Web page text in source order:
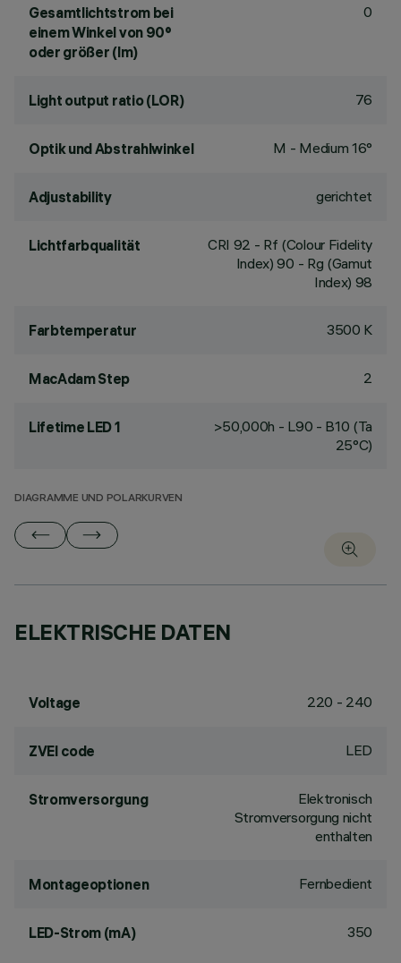
Gesamtlichtstrom bei
einem Winkel von 90°
oder größer (lm)
0
Light output ratio (LOR) 76
Optik und Abstrahlwinkel M - Medium 16°
Adjustability gerichtet
Lichtfarbqualität CRI 92 - Rf (Colour Fidelity
Index) 90 - Rg (Gamut
Index) 98
Farbtemperatur 3500 K
MacAdam Step 2
Lifetime LED 1
>50,000h - L90 - B10 (Ta
25°C)
DIAGRAMME UND POLARKURVEN
ELEKTRISCHE DATEN
Voltage 220 - 240
ZVEI code LED
Stromversorgung
Elektronisch
Stromversorgung nicht
enthalten
Montageoptionen Fernbedient
LED-Strom (mA) 350